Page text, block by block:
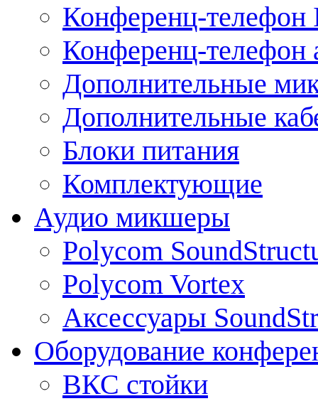
Конференц-телефон
Конференц-телефон
Дополнительные
Дополнительные
Блоки питания
Комплектующие
Аудио микшеры
Polycom
Polycom Vortex
Аксессуары
Оборудование
ВКС стойки